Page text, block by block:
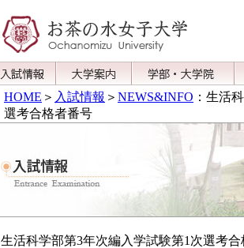
HOME ＞ 入試情報 ＞ NEWS&INFO ：生活
選考合格者番号
生活科学部第3年次編入学試験第1次選考